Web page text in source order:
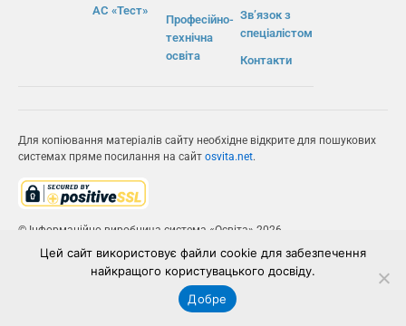
АС «Тест»
Професійно-
технічна
освіта
Зв’язок з
спеціалістом
Контакти
Для копіювання матеріалів сайту необхідне відкрите для пошукових
системах пряме посилання на сайт osvita.net.
© Інформаційно-виробнича система «Освіта» 2026.
ІВС «ОСВІТА»
Цей сайт використовує файли cookie для забезпечення
найкращого користувацького досвіду.
Добре